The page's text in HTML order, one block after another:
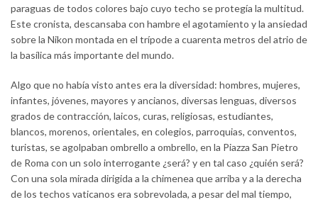
paraguas de todos colores bajo cuyo techo se protegía la multitud.
Este cronista, descansaba con hambre el agotamiento y la ansiedad
sobre la Nikon montada en el trípode a cuarenta metros del atrio de
la basílica más importante del mundo.
Algo que no había visto antes era la diversidad: hombres, mujeres,
infantes, jóvenes, mayores y ancianos, diversas lenguas, diversos
grados de contracción, laicos, curas, religiosas, estudiantes,
blancos, morenos, orientales, en colegios, parroquias, conventos,
turistas, se agolpaban ombrello a ombrello, en la Piazza San Pietro
de Roma con un solo interrogante ¿será? y en tal caso ¿quién será?
Con una sola mirada dirigida a la chimenea que arriba y a la derecha
de los techos vaticanos era sobrevolada, a pesar del mal tiempo,